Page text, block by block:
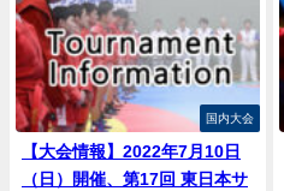
国内大会
【大会情報】2022年7月10日
（日）開催、第17回 東日本サ